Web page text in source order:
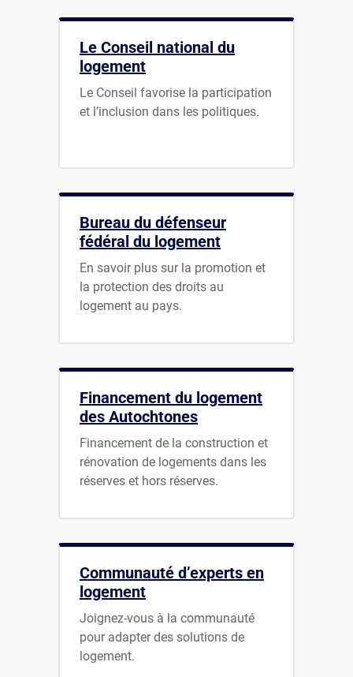
Le Conseil national du
logement
Le Conseil favorise la participation
et l’inclusion dans les politiques.
Bureau du défenseur
fédéral du logement
En savoir plus sur la promotion et
la protection des droits au
logement au pays.
Financement du logement
des Autochtones
Financement de la construction et
rénovation de logements dans les
réserves et hors réserves.
Communauté d’experts en
logement
Joignez-vous à la communauté
pour adapter des solutions de
logement.